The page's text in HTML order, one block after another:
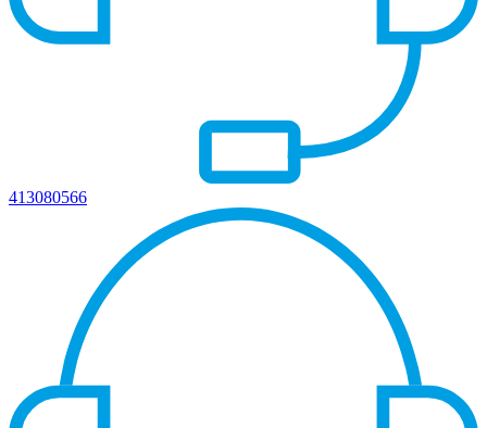
413080566